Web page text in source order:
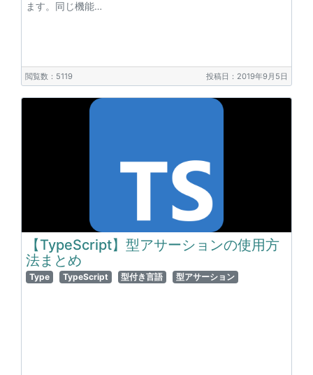
ます。同じ機能…
閲覧数：5119 投稿日：2019年9月5日
【TypeScript】型アサーションの使用方
法まとめ
Type TypeScript 型付き言語 型アサーション